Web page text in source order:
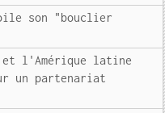
son "bouclier
et l'Amérique latine
un partenariat